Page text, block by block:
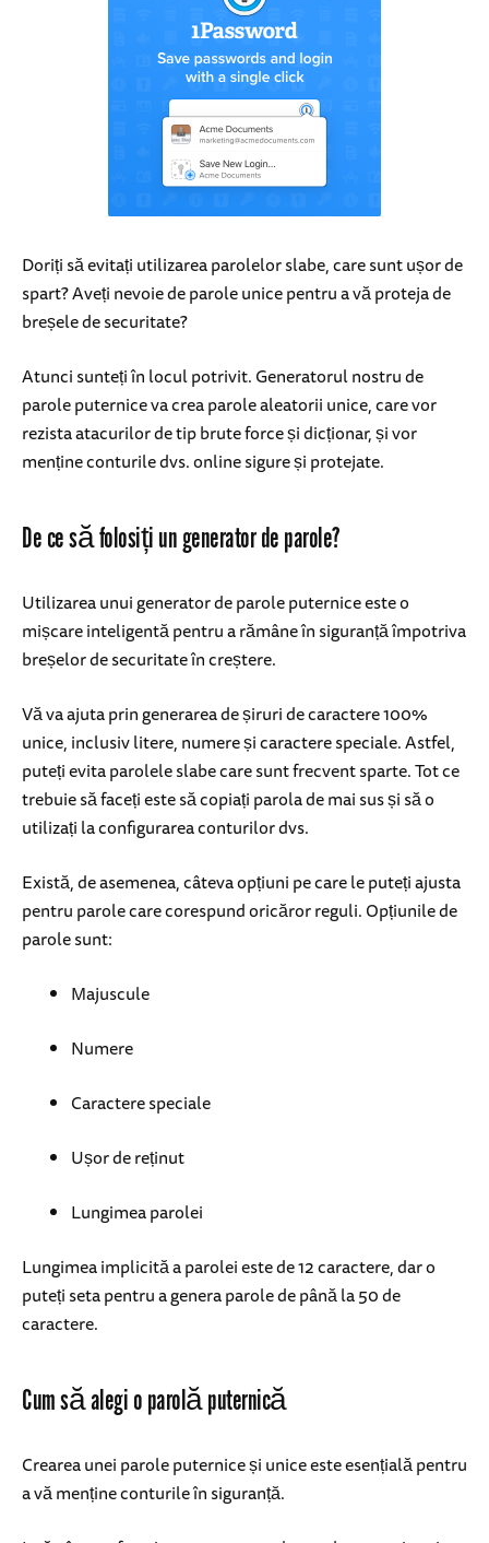
Doriți să evitați utilizarea parolelor slabe, care sunt ușor de
spart? Aveți nevoie de parole unice pentru a vă proteja de
breșele de securitate?
Atunci sunteți în locul potrivit. Generatorul nostru de
parole puternice va crea parole aleatorii unice, care vor
rezista atacurilor de tip brute force și dicționar, și vor
menține conturile dvs. online sigure și protejate.
De ce să folosiți un generator de parole?
Utilizarea unui generator de parole puternice este o
mișcare inteligentă pentru a rămâne în siguranță împotriva
breșelor de securitate în creștere.
Vă va ajuta prin generarea de șiruri de caractere 100%
unice, inclusiv litere, numere și caractere speciale. Astfel,
puteți evita parolele slabe care sunt frecvent sparte. Tot ce
trebuie să faceți este să copiați parola de mai sus și să o
utilizați la configurarea conturilor dvs.
Există, de asemenea, câteva opțiuni pe care le puteți ajusta
pentru parole care corespund oricăror reguli. Opțiunile de
parole sunt:
Majuscule
Numere
Caractere speciale
Ușor de reținut
Lungimea parolei
Lungimea implicită a parolei este de 12 caractere, dar o
puteți seta pentru a genera parole de până la 50 de
caractere.
Cum să alegi o parolă puternică
Crearea unei parole puternice și unice este esențială pentru
a vă menține conturile în siguranță.